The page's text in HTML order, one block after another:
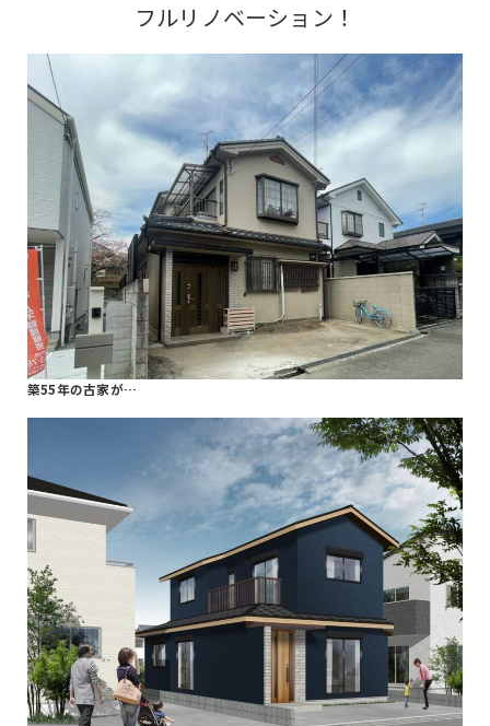
フルリノベーション！
築55年の古家が…